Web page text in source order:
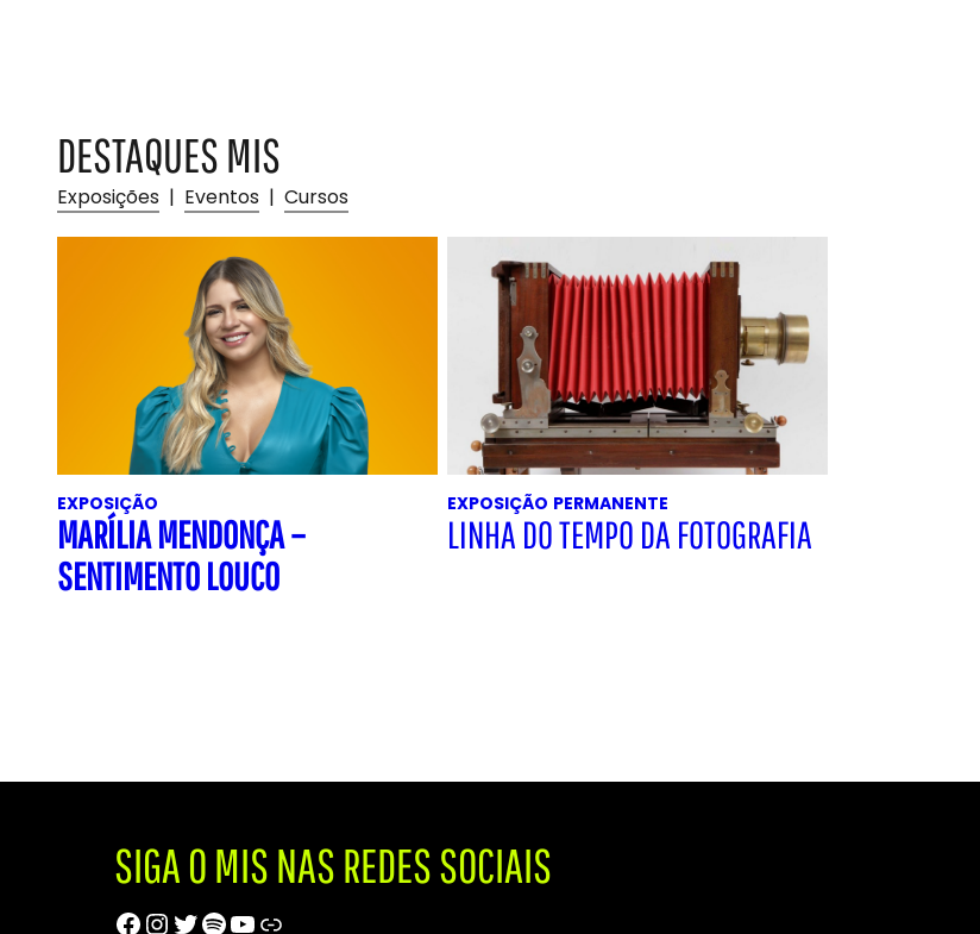
DESTAQUES MIS
Exposições | Eventos | Cursos
EXPOSIÇÃO
MARÍLIA MENDONÇA –
SENTIMENTO LOUCO
EXPOSIÇÃO PERMANENTE
LINHA DO TEMPO DA FOTOGRAFIA
SIGA O MIS NAS REDES SOCIAIS
Facebook
Instagram
Twitter
Spotify
Youtube
Trip Advisor